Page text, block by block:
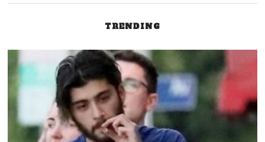
TRENDING